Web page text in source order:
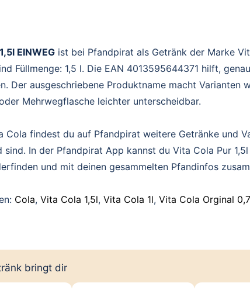
EINWEG ist bei Pfandpirat als Getränk der Marke
Füllmenge: 1,5 l. Die EAN 4013595644371 hilft,
Der ausgeschriebene Produktname macht Varianten
Mehrwegflasche leichter unterscheidbar.
Cola findest du auf Pfandpirat weitere Getränke und
sind. In der Pfandpirat App kannst du Vita Cola Pur
und mit deinen gesammelten Pfandinfos
Cola, Vita Cola 1,5l, Vita Cola 1l, Vita Cola Orginal
bringt dir